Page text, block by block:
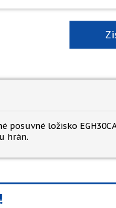
posuvné ložisko
hrán.